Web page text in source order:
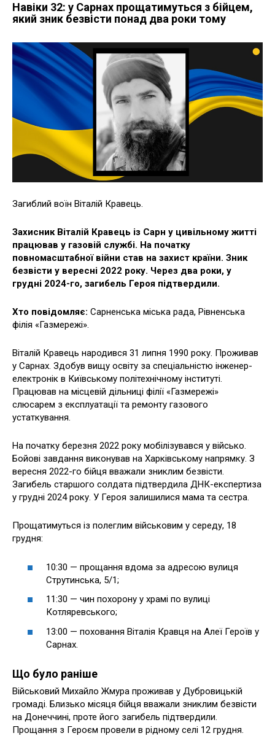
Навіки 32: у Сарнах прощатимуться з бійцем,
який зник безвісти понад два роки тому
Загиблий воїн Віталій Кравець.
Захисник Віталій Кравець із Сарн у цивільному житті
працював у газовій службі. На початку
повномасштабної війни став на захист країни. Зник
безвісти у вересні 2022 року. Через два роки, у
грудні 2024-го, загибель Героя підтвердили.
Хто повідомляє: Сарненська міська рада, Рівненська
філія «Газмережі».
Віталій Кравець народився 31 липня 1990 року. Проживав
у Сарнах. Здобув вищу освіту за спеціальністю інженер-
електронік в Київському політехнічному інституті.
Працював на місцевій дільниці філії «Газмережі»
слюсарем з експлуатації та ремонту газового
устаткування.
На початку березня 2022 року мобілізувався у військо.
Бойові завдання виконував на Харківському напрямку. З
вересня 2022-го бійця вважали зниклим безвісти.
Загибель старшого солдата підтвердила ДНК-експертиза
у грудні 2024 року. У Героя залишилися мама та сестра.
Прощатимуться із полеглим військовим у середу, 18
грудня:
10:30 — прощання вдома за адресою вулиця
Струтинська, 5/1;
11:30 — чин похорону у храмі по вулиці
Котляревського;
13:00 — поховання Віталія Кравця на Алеї Героїв у
Сарнах.
Що було раніше
Військовий Михайло Жмура проживав у Дубровицькій
громаді. Близько місяця бійця вважали зниклим безвісти
на Донеччині, проте його загибель підтвердили.
Прощання з Героєм провели в рідному селі 12 грудня.